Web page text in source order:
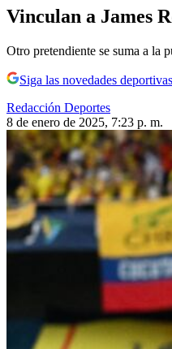
Vinculan a James
Otro pretendiente se suma a la
Siga las novedades
Redacción Deportes
8 de enero de 2025, 7:23 p. m.